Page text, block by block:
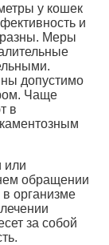
у кошек
и
Меры
допустимо
Чаще
в
или
обращении
в организме
за собой